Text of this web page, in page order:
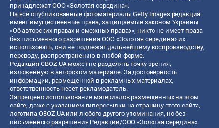
принадлежат ООО «Золотая середина».
На все опубликованные фотоматериалы Getty Images редакция
имеет имущественные права, защищаемые законом Украины
«Об авторских правах и смежных правах», никто не имеет права
без письменного разрешения ООО «Золотая середина» их
использовать, они не подлежат дальнейшему воспроизводству,
переводу, распространению в любой форме.
Редакция OBOZ.UA может не разделять точку зрения,
изложенную в авторском материале. За достоверность
информации, размещенной в рекламных материалах,
ответственность несет рекламодатель.
Запрещено использование материалов размещенных на этом
сайте, даже с указанием гиперссылки на страницу этого сайта,
логотипа OBOZ.UA или любого другого упоминания, но без
письменного разрешения Редакции/ООО «Золотая середина»